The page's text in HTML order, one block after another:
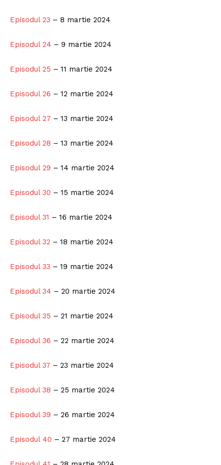
Episodul 23 – 8 martie 2024
Episodul 24 – 9 martie 2024
Episodul 25 – 11 martie 2024
Episodul 26 – 12 martie 2024
Episodul 27 – 13 martie 2024
Episodul 28 – 13 martie 2024
Episodul 29 – 14 martie 2024
Episodul 30 – 15 martie 2024
Episodul 31 – 16 martie 2024
Episodul 32 – 18 martie 2024
Episodul 33 – 19 martie 2024
Episodul 34 – 20 martie 2024
Episodul 35 – 21 martie 2024
Episodul 36 – 22 martie 2024
Episodul 37 – 23 martie 2024
Episodul 38 – 25 martie 2024
Episodul 39 – 26 martie 2024
Episodul 40 – 27 martie 2024